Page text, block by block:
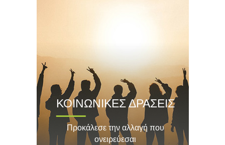
ΚΟΙΝΩΝΙΚΕΣ ΔΡΑΣΕΙΣ
Προκάλεσε την αλλαγή που
ονειρεύεσαι